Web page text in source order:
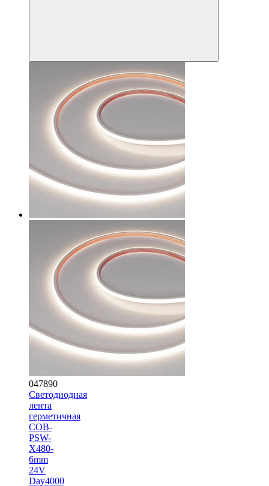
047890
Светодиодная
лента
герметичная
COB-
PSW-
X480-
6mm
24V
Day4000